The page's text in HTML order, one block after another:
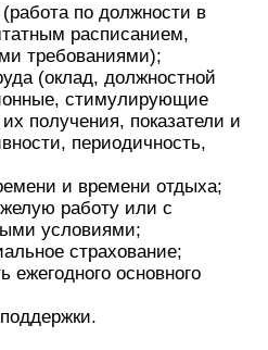
по должности в
расписанием,
требованиями);
(оклад, должностной
стимулирующие
получения, показатели и
периодичность,
и времени отдыха;
работу или с
условиями;
страхование;
ежегодного основного